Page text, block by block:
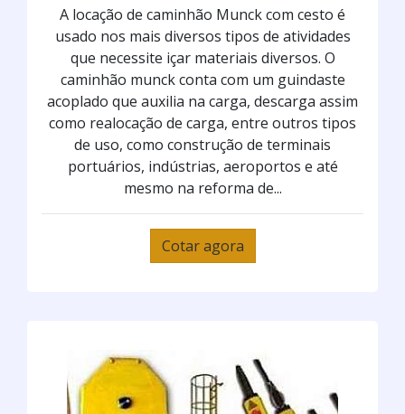
A locação de caminhão Munck com cesto é
usado nos mais diversos tipos de atividades
que necessite içar materiais diversos. O
caminhão munck conta com um guindaste
acoplado que auxilia na carga, descarga assim
como realocação de carga, entre outros tipos
de uso, como construção de terminais
portuários, indústrias, aeroportos e até
mesmo na reforma de...
Cotar agora